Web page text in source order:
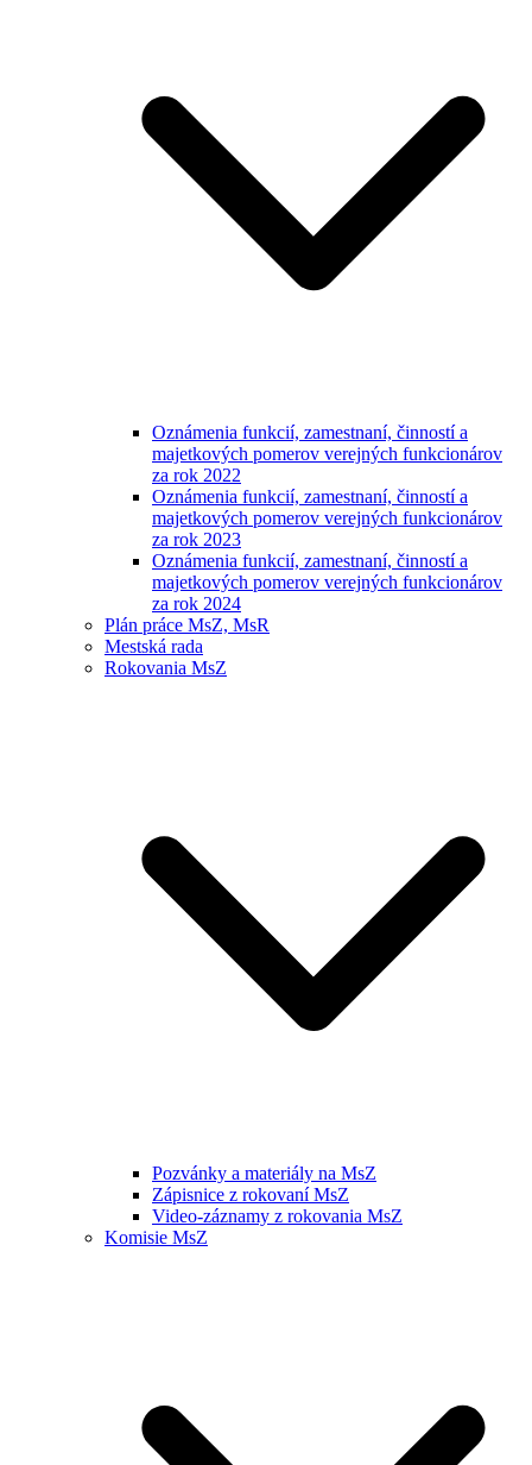
Oznámenia funkcií, zamestnaní, činností a
majetkových pomerov verejných funkcionárov
za rok 2022
Oznámenia funkcií, zamestnaní, činností a
majetkových pomerov verejných funkcionárov
za rok 2023
Oznámenia funkcií, zamestnaní, činností a
majetkových pomerov verejných funkcionárov
za rok 2024
Plán práce MsZ, MsR
Mestská rada
Rokovania MsZ
Pozvánky a materiály na MsZ
Zápisnice z rokovaní MsZ
Video-záznamy z rokovania MsZ
Komisie MsZ